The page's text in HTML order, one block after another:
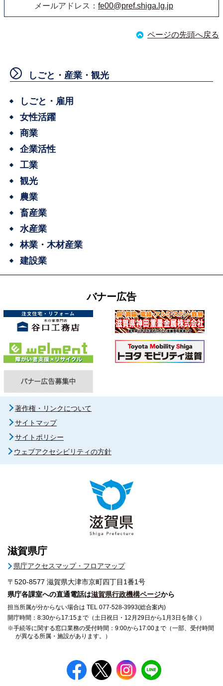
メールアドレス： fe00@pref.shiga.lg.jp
ページの先頭へ戻る
しごと・産業・観光
しごと・雇用
女性活躍
商業
企業活性
工業
観光
農業
畜産業
水産業
林業・木材産業
建設業
バナー広告
著作権・リンクについて
サイトマップ
サイトポリシー
ウェブアクセシビリティの方針
滋賀県庁
県庁アクセスマップ・フロアマップ
〒520-8577 滋賀県大津市京町四丁目1番1号
県庁各課室への直通電話は滋賀県行政機構ページから
担当所属が分からない場合は TEL 077-528-3993(総合案内)
開庁時間：8:30から17:15まで（土日祝日・12月29日から1月3日を除く）
※手続等に関する窓口業務の受付時間：9:00から17:00まで（一部、受付時間
が異なる所属・施設があります。）